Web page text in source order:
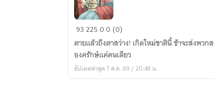
เกิด
ครา
นี้
ขอ
9322500 (0)
ตายแล้วถึงตาสว่าง! เกิดใหม่ชาตินี้ ข้าจะส่งพวก
องครักษ์แค่คนเดียว
อัปเดตล่าสุด 7 ส.ค. 69 / 20:48 น.